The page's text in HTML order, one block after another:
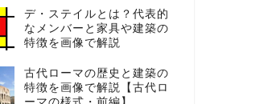
デ・ステイルとは？代表的
なメンバーと家具や建築の
特徴を画像で解説
古代ローマの歴史と建築の
特徴を画像で解説【古代ロ